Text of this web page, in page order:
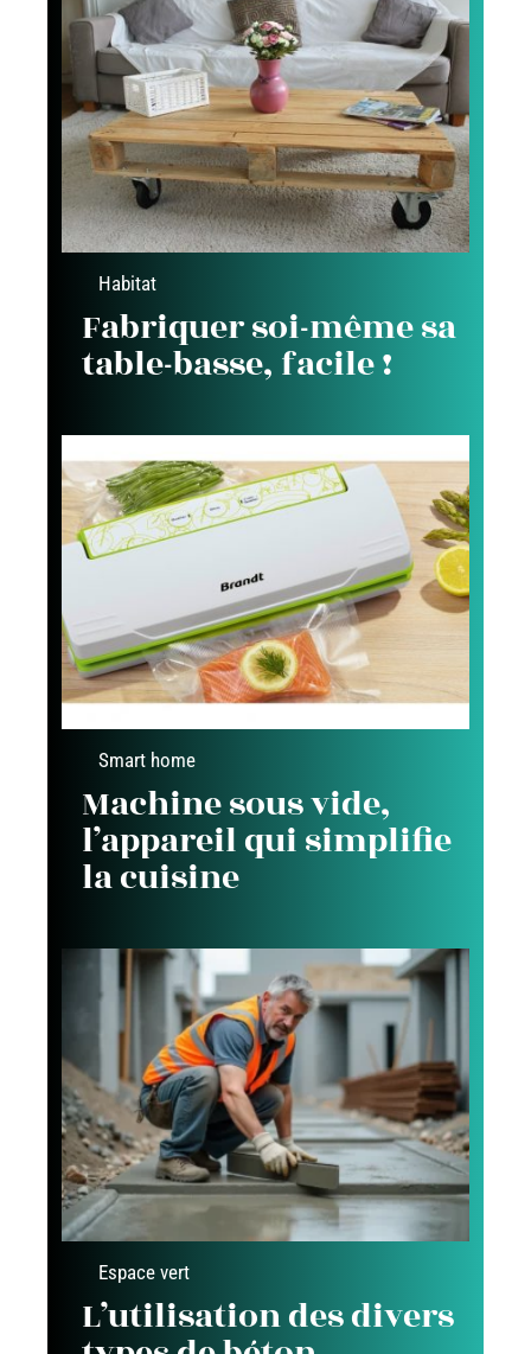
Habitat
Fabriquer soi-même sa
table-basse, facile !
Smart home
Machine sous vide,
l’appareil qui simplifie
la cuisine
Espace vert
L’utilisation des divers